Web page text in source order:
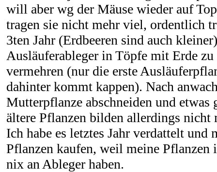
will aber wg der Mäuse wieder auf
tragen sie nicht mehr viel, ordentlich
3ten Jahr (Erdbeeren sind auch
Ausläuferableger in Töpfe mit Erde
vermehren (nur die erste
dahinter kommt kappen). Nach
Mutterpflanze abschneiden und etwas
ältere Pflanzen bilden allerdings nicht
Ich habe es letztes Jahr verdattelt und
Pflanzen kaufen, weil meine Pflanzen
nix an Ableger haben.